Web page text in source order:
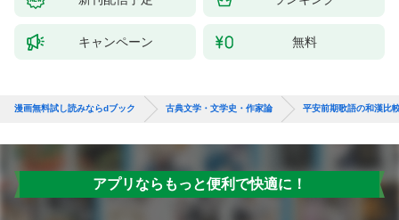
キャンペーン 無料
漫画無料試し読みならdブック 古典文学・文学史・作家論 平安前期歌語の和漢比
アプリならもっと便利で快適に！